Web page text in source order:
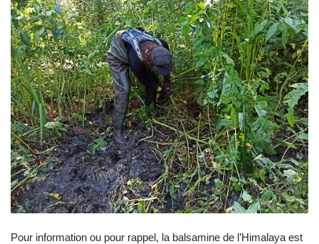
Pour information ou pour rappel, la balsamine de l’Himalaya est